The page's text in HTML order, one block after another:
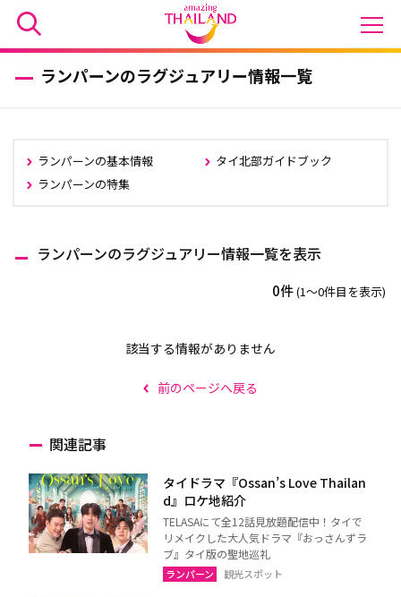
ランパーンのラグジュアリー情報一覧
ランパーンの基本情報
タイ北部ガイドブック
ランパーンの特集
ランパーンのラグジュアリー情報一覧を表示
0件(1〜0件目を表示)
該当する情報がありません
前のページへ戻る
関連記事
タイドラマ『Ossan’s Love Thailan
d』ロケ地紹介
TELASAにて全12話見放題配信中！タイで
リメイクした大人気ドラマ『おっさんずラ
ブ』タイ版の聖地巡礼
ランパーン 観光スポット